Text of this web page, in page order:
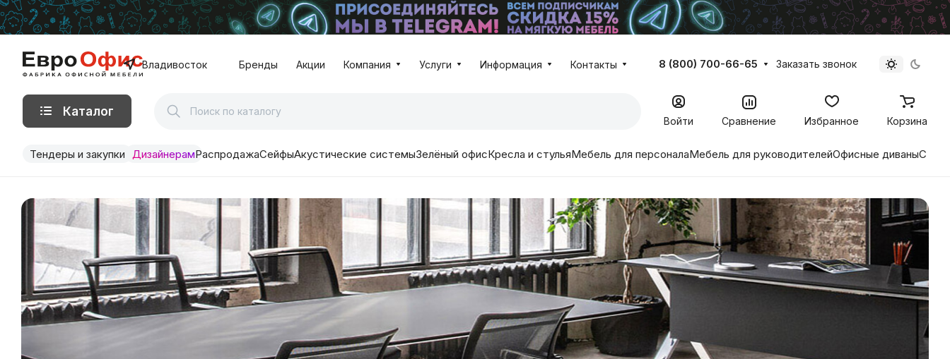
Владивосток Бренды Акции Компания Услуги Информация Контакты 8 (800) 700-66-65 Заказать звонок
Каталог
Войти Сравнение Избранное Корзина
Тендеры и закупки ДизайнерамРаспродажаСейфыАкустические системыЗелёный офисКресла и стульяМебель для персоналаМебель для руководителейОфисные диваны